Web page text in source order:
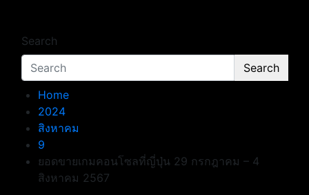
Search
Search
Home
2024
สิงหาคม
9
ยอดขายเกมคอนโซลที่ญี่ปุ่น 29 กรกฎาคม – 4
สิงหาคม 2567